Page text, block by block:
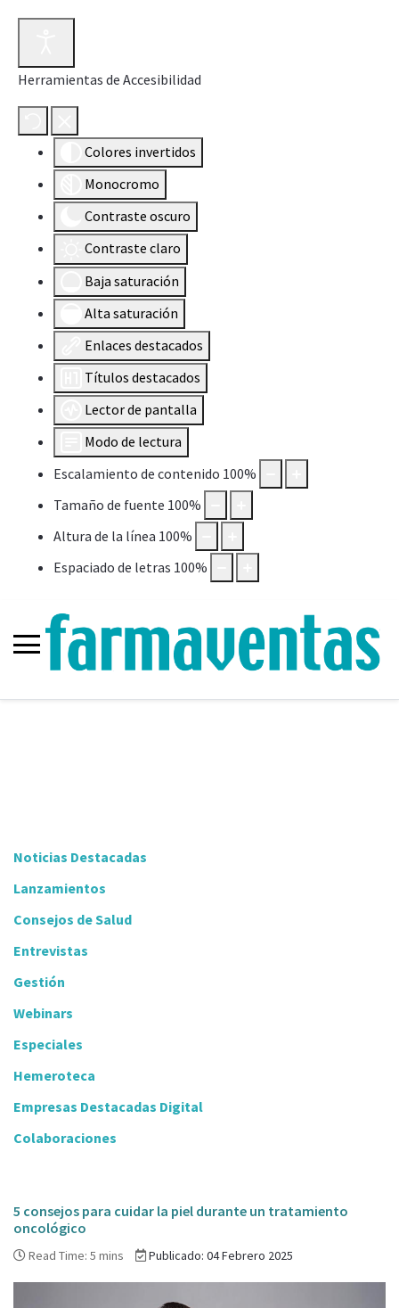
Herramientas de Accesibilidad
Colores invertidos
Monocromo
Contraste oscuro
Contraste claro
Baja saturación
Alta saturación
Enlaces destacados
Títulos destacados
Lector de pantalla
Modo de lectura
Escalamiento de contenido 100%
Tamaño de fuente 100%
Altura de la línea 100%
Espaciado de letras 100%
Noticias Destacadas
Lanzamientos
Consejos de Salud
Entrevistas
Gestión
Webinars
Especiales
Hemeroteca
Empresas Destacadas Digital
Colaboraciones
5 consejos para cuidar la piel durante un tratamiento
oncológico
Read Time: 5 mins Publicado: 04 Febrero 2025